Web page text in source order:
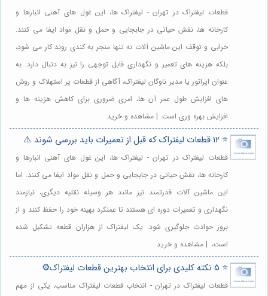
قطعات لیفتراک در تهران - لیفتراک ها، این غول های آهنی انبارها و
کارخانه ها، نقش حیاتی در جابجایی و حمل و نقل مواد ایفا می کنند.
خرابی و توقف این ماشین آلات نه تنها منجر به کندی روند کار می شود،
بلکه هزینه های تعمیر و نگهداری قابل توجهی را نیز به دنبال دارد. به
عنوان اپراتور یا مدیر ناوگان لیفتراک، آگاهی از قطعات پر استهلاک و روش
های افزایش طول عمر آن ها، امری ضروری برای کاهش هزینه ها و
افزایش بهره وری است. | مشاهده و خرید
⭐️ 12 قطعات لیفتراک که قبل از تعمیرات باید بررسی شوند ⚠️
قطعات لیفتراک در تهران - لیفتراک ها، این غول های آهنی انبارها و
کارخانه ها، نقش حیاتی در جابجایی و حمل و نقل مواد ایفا می کنند. اما
این ماشین آلات قدرتمند نیز مانند هر وسیله نقلیه دیگری، نیازمند
نگهداری و تعمیرات دوره ای هستند تا عملکرد بهینه خود را حفظ کنند و از
بروز حوادث جلوگیری شود. یک لیفتراک از هزاران قطعه تشکیل شده
است،. | مشاهده و خرید
⭐️ 5 نکته کلیدی برای انتخاب بهترین قطعات لیفتراک⚙️
قطعات لیفتراک در تهران - انتخاب قطعات لیفتراک مناسب، یکی از مهم